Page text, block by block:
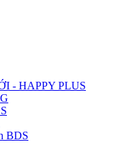
- HAPPY PLUS
BDS